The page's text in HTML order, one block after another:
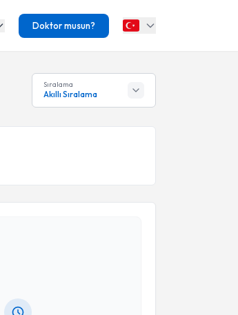
Doktor musun?
Sıralama
Akıllı Sıralama